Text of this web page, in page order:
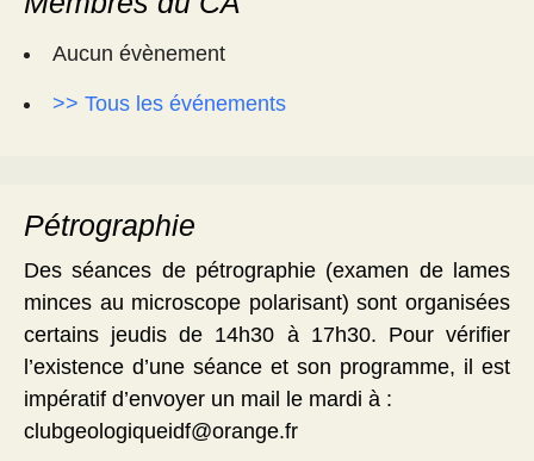
Aucun évènement
>> Tous les événements
Pétrographie
Des séances de pétrographie (examen de lames
minces au microscope polarisant) sont organisées
certains jeudis de 14h30 à 17h30. Pour vérifier
l’existence d’une séance et son programme, il est
impératif d’envoyer un mail le mardi à :
clubgeologiqueidf@orange.fr